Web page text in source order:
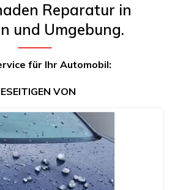
Reparatur in
und Umgebung.
für Ihr Automobil:
VON